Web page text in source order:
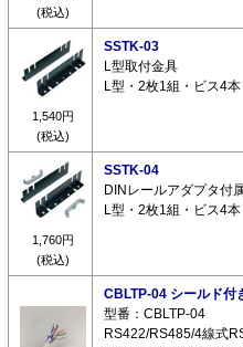
(税込)
1,540円
(税込)
SSTK-03
L型取付金具
L型・2枚1組・ビス4本
1,760円
(税込)
SSTK-04
DINレールアダプタ付
L型・2枚1組・ビス4
CBLTP-04 シールド付
型番：CBLTP-04
RS422/RS485/4線式